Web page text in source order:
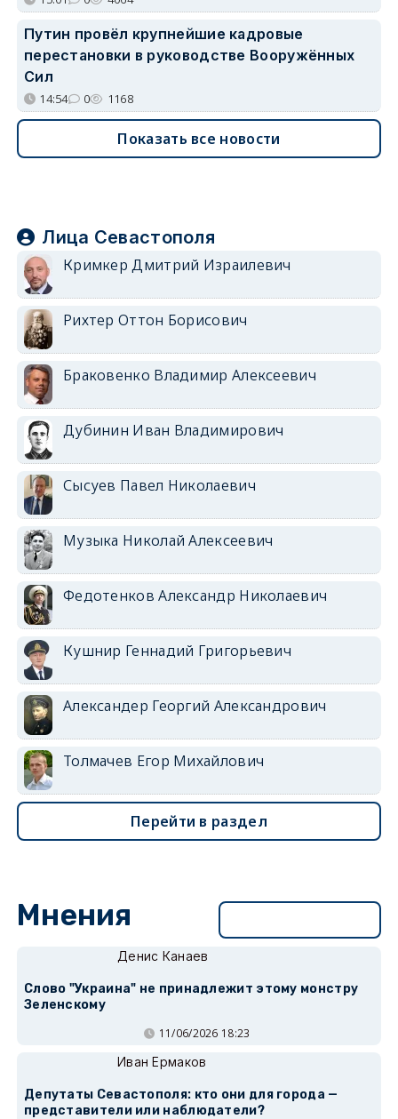
Путин провёл крупнейшие кадровые
перестановки в руководстве Вооружённых
Сил
14:54 0 1168
Показать все новости
Лица Севастополя
Кримкер Дмитрий Израилевич
Рихтер Оттон Борисович
Браковенко Владимир Алексеевич
Дубинин Иван Владимирович
Сысуев Павел Николаевич
Музыка Николай Алексеевич
Федотенков Александр Николаевич
Кушнир Геннадий Григорьевич
Александер Георгий Александрович
Толмачев Егор Михайлович
Перейти в раздел
Мнения
Денис Канаев
Слово "Украина" не принадлежит этому монстру
Зеленскому
11/06/2026 18:23
Иван Ермаков
Депутаты Севастополя: кто они для города —
представители или наблюдатели?